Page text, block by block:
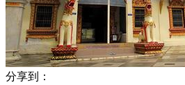
分享到：